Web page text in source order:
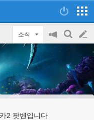
소식
공
on/off
검
글
쓰
기
2 팟벤입니다